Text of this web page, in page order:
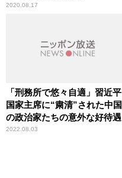
2020.08.17
「刑務所で悠々自適」習近平
国家主席に“粛清”された中国
の政治家たちの意外な好待遇
2022.08.03